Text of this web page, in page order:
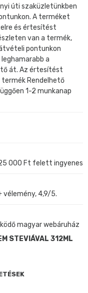
úti szaküzletünkben
A terméket
és értesítést
van a termék,
pontunkon
a
át. Az értesítést
termék Rendelhető
1-2 munkanap
000 Ft felett ingyenes
vélemény, 4,9/5.
magyar webáruház
STEVIÁVAL 312ML